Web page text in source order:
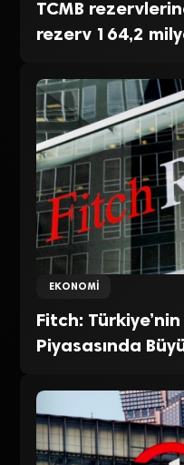
TCMB
rezerv 164,2
EKONOMI
Fitch:
Piyasasında